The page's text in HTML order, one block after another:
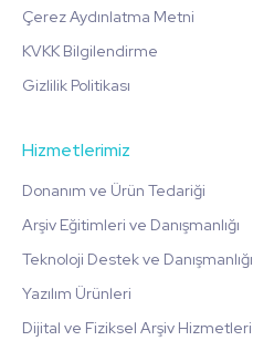
Çerez Aydınlatma Metni
KVKK Bilgilendirme
Gizlilik Politikası
Hizmetlerimiz
Donanım ve Ürün Tedariği
Arşiv Eğitimleri ve Danışmanlığı
Teknoloji Destek ve Danışmanlığı
Yazılım Ürünleri
Dijital ve Fiziksel Arşiv Hizmetleri